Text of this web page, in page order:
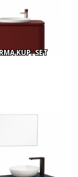
KUP. SET